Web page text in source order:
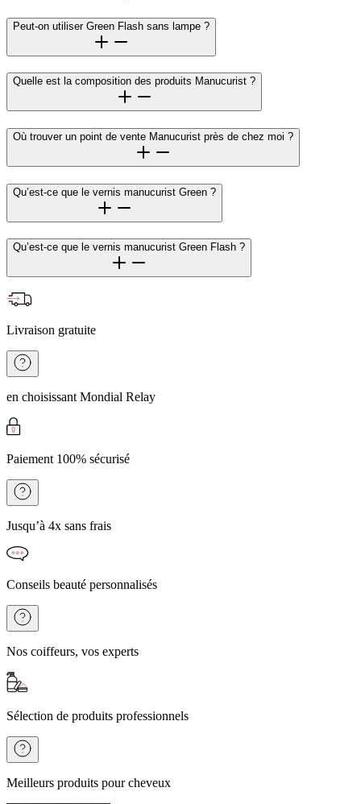
Peut-on utiliser Green Flash sans lampe ?
Quelle est la composition des produits Manucurist ?
Où trouver un point de vente Manucurist près de chez moi ?
Qu’est-ce que le vernis manucurist Green ?
Qu’est-ce que le vernis manucurist Green Flash ?
Livraison gratuite
en choisissant Mondial Relay
Paiement 100% sécurisé
Jusqu’à 4x sans frais
Conseils beauté personnalisés
Nos coiffeurs, vos experts
Sélection de produits professionnels
Meilleurs produits pour cheveux